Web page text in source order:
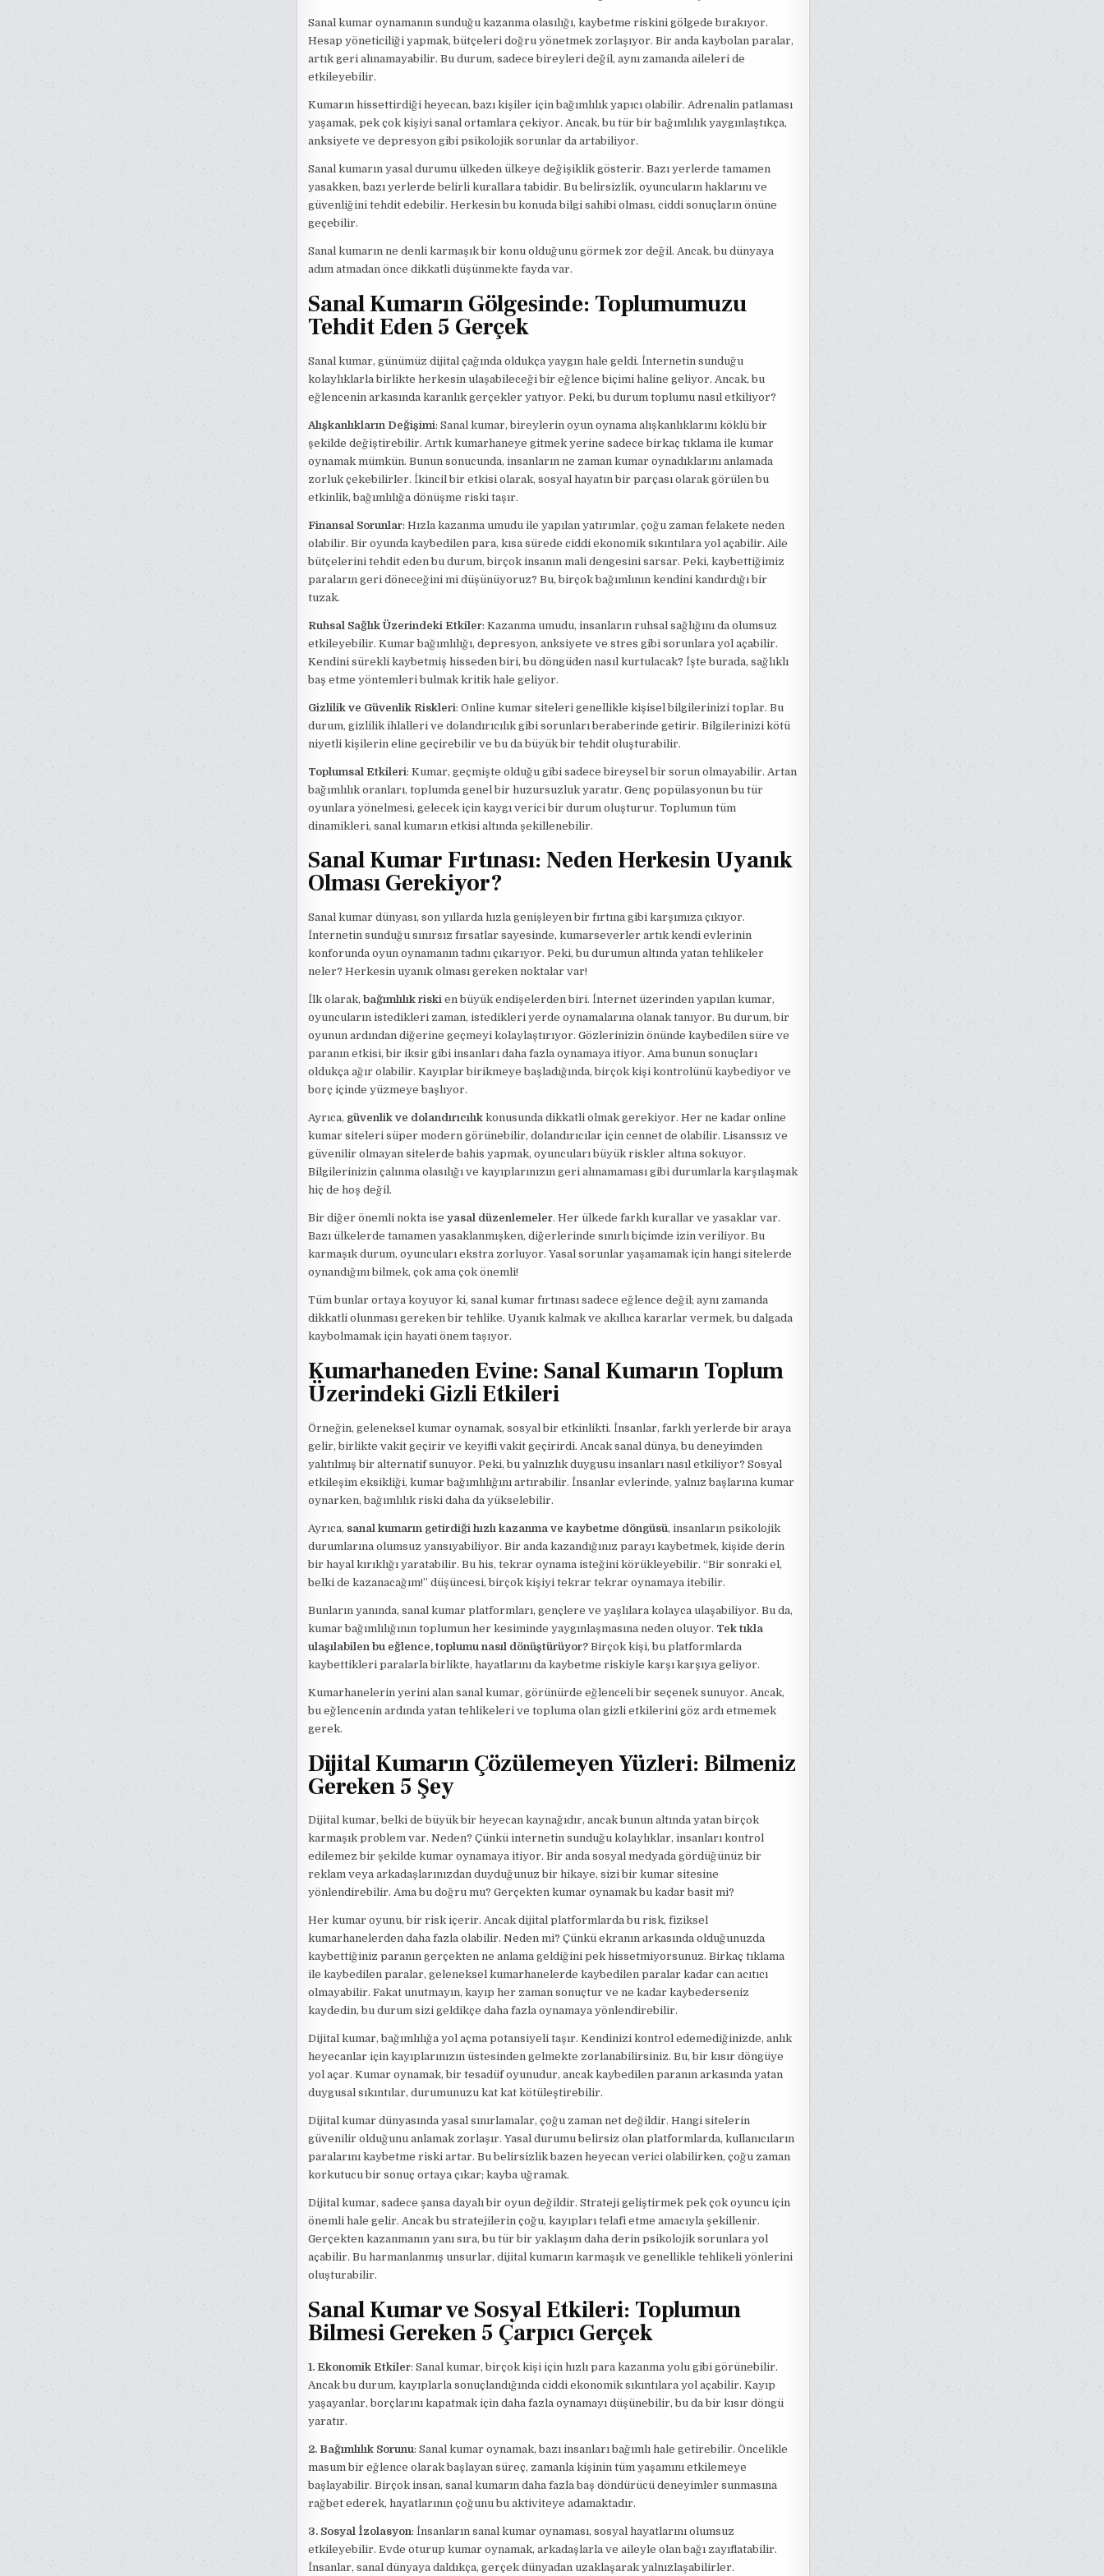
Sanal kumar oynamanın sunduğu kazanma olasılığı, kaybetme riskini gölgede bırakıyor.
Hesap yöneticiliği yapmak, bütçeleri doğru yönetmek zorlaşıyor. Bir anda kaybolan paralar,
artık geri alınamayabilir. Bu durum, sadece bireyleri değil, aynı zamanda aileleri de
etkileyebilir.
Kumarın hissettirdiği heyecan, bazı kişiler için bağımlılık yapıcı olabilir. Adrenalin patlaması
yaşamak, pek çok kişiyi sanal ortamlara çekiyor. Ancak, bu tür bir bağımlılık yaygınlaştıkça,
anksiyete ve depresyon gibi psikolojik sorunlar da artabiliyor.
Sanal kumarın yasal durumu ülkeden ülkeye değişiklik gösterir. Bazı yerlerde tamamen
yasakken, bazı yerlerde belirli kurallara tabidir. Bu belirsizlik, oyuncuların haklarını ve
güvenliğini tehdit edebilir. Herkesin bu konuda bilgi sahibi olması, ciddi sonuçların önüne
geçebilir.
Sanal kumarın ne denli karmaşık bir konu olduğunu görmek zor değil. Ancak, bu dünyaya
adım atmadan önce dikkatli düşünmekte fayda var.
Sanal Kumarın Gölgesinde: Toplumumuzu
Tehdit Eden 5 Gerçek
Sanal kumar, günümüz dijital çağında oldukça yaygın hale geldi. İnternetin sunduğu
kolaylıklarla birlikte herkesin ulaşabileceği bir eğlence biçimi haline geliyor. Ancak, bu
eğlencenin arkasında karanlık gerçekler yatıyor. Peki, bu durum toplumu nasıl etkiliyor?
Alışkanlıkların Değişimi: Sanal kumar, bireylerin oyun oynama alışkanlıklarını köklü bir
şekilde değiştirebilir. Artık kumarhaneye gitmek yerine sadece birkaç tıklama ile kumar
oynamak mümkün. Bunun sonucunda, insanların ne zaman kumar oynadıklarını anlamada
zorluk çekebilirler. İkincil bir etkisi olarak, sosyal hayatın bir parçası olarak görülen bu
etkinlik, bağımlılığa dönüşme riski taşır.
Finansal Sorunlar: Hızla kazanma umudu ile yapılan yatırımlar, çoğu zaman felakete neden
olabilir. Bir oyunda kaybedilen para, kısa sürede ciddi ekonomik sıkıntılara yol açabilir. Aile
bütçelerini tehdit eden bu durum, birçok insanın mali dengesini sarsar. Peki, kaybettiğimiz
paraların geri döneceğini mi düşünüyoruz? Bu, birçok bağımlının kendini kandırdığı bir
tuzak.
Ruhsal Sağlık Üzerindeki Etkiler: Kazanma umudu, insanların ruhsal sağlığını da olumsuz
etkileyebilir. Kumar bağımlılığı, depresyon, anksiyete ve stres gibi sorunlara yol açabilir.
Kendini sürekli kaybetmiş hisseden biri, bu döngüden nasıl kurtulacak? İşte burada, sağlıklı
baş etme yöntemleri bulmak kritik hale geliyor.
Gizlilik ve Güvenlik Riskleri: Online kumar siteleri genellikle kişisel bilgilerinizi toplar. Bu
durum, gizlilik ihlalleri ve dolandırıcılık gibi sorunları beraberinde getirir. Bilgilerinizi kötü
niyetli kişilerin eline geçirebilir ve bu da büyük bir tehdit oluşturabilir.
Toplumsal Etkileri: Kumar, geçmişte olduğu gibi sadece bireysel bir sorun olmayabilir. Artan
bağımlılık oranları, toplumda genel bir huzursuzluk yaratır. Genç popülasyonun bu tür
oyunlara yönelmesi, gelecek için kaygı verici bir durum oluşturur. Toplumun tüm
dinamikleri, sanal kumarın etkisi altında şekillenebilir.
Sanal Kumar Fırtınası: Neden Herkesin Uyanık
Olması Gerekiyor?
Sanal kumar dünyası, son yıllarda hızla genişleyen bir fırtına gibi karşımıza çıkıyor.
İnternetin sunduğu sınırsız fırsatlar sayesinde, kumarseverler artık kendi evlerinin
konforunda oyun oynamanın tadını çıkarıyor. Peki, bu durumun altında yatan tehlikeler
neler? Herkesin uyanık olması gereken noktalar var!
İlk olarak, bağımlılık riskien büyük endişelerden biri. İnternet üzerinden yapılan kumar,
oyuncuların istedikleri zaman, istedikleri yerde oynamalarına olanak tanıyor. Bu durum, bir
oyunun ardından diğerine geçmeyi kolaylaştırıyor. Gözlerinizin önünde kaybedilen süre ve
paranın etkisi, bir iksir gibi insanları daha fazla oynamaya itiyor. Ama bunun sonuçları
oldukça ağır olabilir. Kayıplar birikmeye başladığında, birçok kişi kontrolünü kaybediyor ve
borç içinde yüzmeye başlıyor.
Ayrıca, güvenlik ve dolandırıcılıkkonusunda dikkatli olmak gerekiyor. Her ne kadar online
kumar siteleri süper modern görünebilir, dolandırıcılar için cennet de olabilir. Lisanssız ve
güvenilir olmayan sitelerde bahis yapmak, oyuncuları büyük riskler altına sokuyor.
Bilgilerinizin çalınma olasılığı ve kayıplarınızın geri alınamaması gibi durumlarla karşılaşmak
hiç de hoş değil.
Bir diğer önemli nokta ise yasal düzenlemeler. Her ülkede farklı kurallar ve yasaklar var.
Bazı ülkelerde tamamen yasaklanmışken, diğerlerinde sınırlı biçimde izin veriliyor. Bu
karmaşık durum, oyuncuları ekstra zorluyor. Yasal sorunlar yaşamamak için hangi sitelerde
oynandığını bilmek, çok ama çok önemli!
Tüm bunlar ortaya koyuyor ki, sanal kumar fırtınası sadece eğlence değil; aynı zamanda
dikkatli olunması gereken bir tehlike. Uyanık kalmak ve akıllıca kararlar vermek, bu dalgada
kaybolmamak için hayati önem taşıyor.
Kumarhaneden Evine: Sanal Kumarın Toplum
Üzerindeki Gizli Etkileri
Örneğin, geleneksel kumar oynamak, sosyal bir etkinlikti. İnsanlar, farklı yerlerde bir araya
gelir, birlikte vakit geçirir ve keyifli vakit geçirirdi. Ancak sanal dünya, bu deneyimden
yalıtılmış bir alternatif sunuyor. Peki, bu yalnızlık duygusu insanları nasıl etkiliyor? Sosyal
etkileşim eksikliği, kumar bağımlılığını artırabilir. İnsanlar evlerinde, yalnız başlarına kumar
oynarken, bağımlılık riski daha da yükselebilir.
Ayrıca, sanal kumarın getirdiği hızlı kazanma ve kaybetme döngüsü, insanların psikolojik
durumlarına olumsuz yansıyabiliyor. Bir anda kazandığınız parayı kaybetmek, kişide derin
bir hayal kırıklığı yaratabilir. Bu his, tekrar oynama isteğini körükleyebilir. “Bir sonraki el,
belki de kazanacağım!” düşüncesi, birçok kişiyi tekrar tekrar oynamaya itebilir.
Bunların yanında, sanal kumar platformları, gençlere ve yaşlılara kolayca ulaşabiliyor. Bu da,
kumar bağımlılığının toplumun her kesiminde yaygınlaşmasına neden oluyor. Tek tıkla
ulaşılabilen bu eğlence, toplumu nasıl dönüştürüyor?Birçok kişi, bu platformlarda
kaybettikleri paralarla birlikte, hayatlarını da kaybetme riskiyle karşı karşıya geliyor.
Kumarhanelerin yerini alan sanal kumar, görünürde eğlenceli bir seçenek sunuyor. Ancak,
bu eğlencenin ardında yatan tehlikeleri ve topluma olan gizli etkilerini göz ardı etmemek
gerek.
Dijital Kumarın Çözülemeyen Yüzleri: Bilmeniz
Gereken 5 Şey
Dijital kumar, belki de büyük bir heyecan kaynağıdır, ancak bunun altında yatan birçok
karmaşık problem var. Neden? Çünkü internetin sunduğu kolaylıklar, insanları kontrol
edilemez bir şekilde kumar oynamaya itiyor. Bir anda sosyal medyada gördüğünüz bir
reklam veya arkadaşlarınızdan duyduğunuz bir hikaye, sizi bir kumar sitesine
yönlendirebilir. Ama bu doğru mu? Gerçekten kumar oynamak bu kadar basit mi?
Her kumar oyunu, bir risk içerir. Ancak dijital platformlarda bu risk, fiziksel
kumarhanelerden daha fazla olabilir. Neden mi? Çünkü ekranın arkasında olduğunuzda
kaybettiğiniz paranın gerçekten ne anlama geldiğini pek hissetmiyorsunuz. Birkaç tıklama
ile kaybedilen paralar, geleneksel kumarhanelerde kaybedilen paralar kadar can acıtıcı
olmayabilir. Fakat unutmayın, kayıp her zaman sonuçtur ve ne kadar kaybederseniz
kaydedin, bu durum sizi geldikçe daha fazla oynamaya yönlendirebilir.
Dijital kumar, bağımlılığa yol açma potansiyeli taşır. Kendinizi kontrol edemediğinizde, anlık
heyecanlar için kayıplarınızın üstesinden gelmekte zorlanabilirsiniz. Bu, bir kısır döngüye
yol açar. Kumar oynamak, bir tesadüf oyunudur, ancak kaybedilen paranın arkasında yatan
duygusal sıkıntılar, durumunuzu kat kat kötüleştirebilir.
Dijital kumar dünyasında yasal sınırlamalar, çoğu zaman net değildir. Hangi sitelerin
güvenilir olduğunu anlamak zorlaşır. Yasal durumu belirsiz olan platformlarda, kullanıcıların
paralarını kaybetme riski artar. Bu belirsizlik bazen heyecan verici olabilirken, çoğu zaman
korkutucu bir sonuç ortaya çıkar; kayba uğramak.
Dijital kumar, sadece şansa dayalı bir oyun değildir. Strateji geliştirmek pek çok oyuncu için
önemli hale gelir. Ancak bu stratejilerin çoğu, kayıpları telafi etme amacıyla şekillenir.
Gerçekten kazanmanın yanı sıra, bu tür bir yaklaşım daha derin psikolojik sorunlara yol
açabilir. Bu harmanlanmış unsurlar, dijital kumarın karmaşık ve genellikle tehlikeli yönlerini
oluşturabilir.
Sanal Kumar ve Sosyal Etkileri: Toplumun
Bilmesi Gereken 5 Çarpıcı Gerçek
1. Ekonomik Etkiler: Sanal kumar, birçok kişi için hızlı para kazanma yolu gibi görünebilir.
Ancak bu durum, kayıplarla sonuçlandığında ciddi ekonomik sıkıntılara yol açabilir. Kayıp
yaşayanlar, borçlarını kapatmak için daha fazla oynamayı düşünebilir, bu da bir kısır döngü
yaratır.
2. Bağımlılık Sorunu: Sanal kumar oynamak, bazı insanları bağımlı hale getirebilir. Öncelikle
masum bir eğlence olarak başlayan süreç, zamanla kişinin tüm yaşamını etkilemeye
başlayabilir. Birçok insan, sanal kumarın daha fazla baş döndürücü deneyimler sunmasına
rağbet ederek, hayatlarının çoğunu bu aktiviteye adamaktadır.
3. Sosyal İzolasyon: İnsanların sanal kumar oynaması, sosyal hayatlarını olumsuz
etkileyebilir. Evde oturup kumar oynamak, arkadaşlarla ve aileyle olan bağı zayıflatabilir.
İnsanlar, sanal dünyaya daldıkça, gerçek dünyadan uzaklaşarak yalnızlaşabilirler.